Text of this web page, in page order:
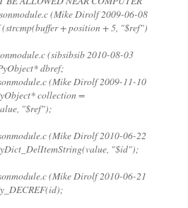
(Mike Dirolf 2009-06-08
+ position + 5, "$ref")
(sibsibsib 2010-08-03
dbref;
(Mike Dirolf 2009-11-10
collection =
"$ref");
(Mike Dirolf 2010-06-22
"$id");
(Mike Dirolf 2010-06-21